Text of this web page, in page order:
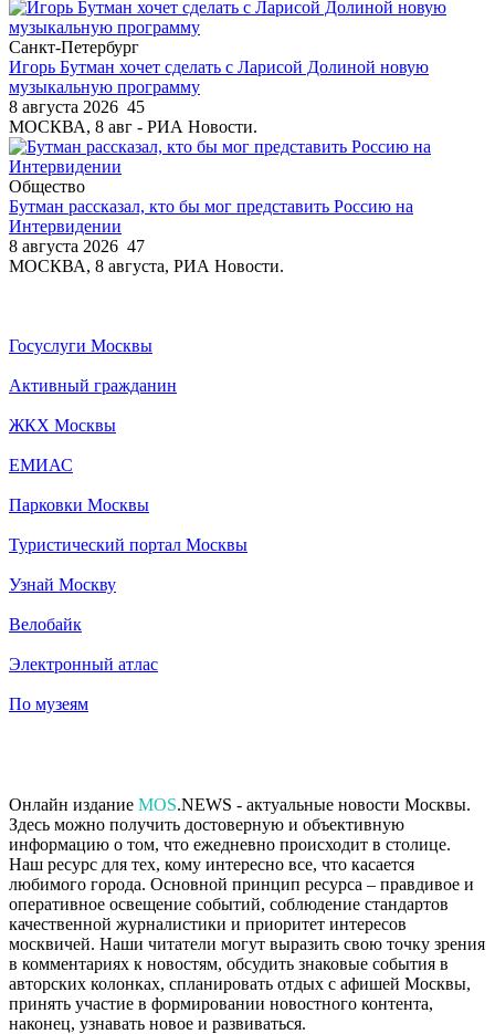
Санкт-Петербург
Игорь Бутман хочет сделать с Ларисой Долиной новую
музыкальную программу
8 августа 2026 45
МОСКВА, 8 авг - РИА Новости.
Общество
Бутман рассказал, кто бы мог представить Россию на
Интервидении
8 августа 2026 47
МОСКВА, 8 августа, РИА Новости.
Госуслуги Москвы
Активный гражданин
ЖКХ Москвы
ЕМИАС
Парковки Москвы
Туристический портал Москвы
Узнай Москву
Велобайк
Электронный атлас
По музеям
Онлайн издание MOS.NEWS - актуальные новости Москвы.
Здесь можно получить достоверную и объективную
информацию о том, что ежедневно происходит в столице.
Наш ресурс для тех, кому интересно все, что касается
любимого города. Основной принцип ресурса – правдивое и
оперативное освещение событий, соблюдение стандартов
качественной журналистики и приоритет интересов
москвичей. Наши читатели могут выразить свою точку зрения
в комментариях к новостям, обсудить знаковые события в
авторских колонках, спланировать отдых с афишей Москвы,
принять участие в формировании новостного контента,
наконец, узнавать новое и развиваться.